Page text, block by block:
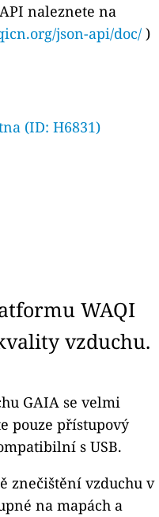
naleznete na
json-api/doc/ )
(ID: H6831)
WAQI
vzduchu.
GAIA se velmi
pouze přístupový
s USB.
znečištění vzduchu v
na mapách a